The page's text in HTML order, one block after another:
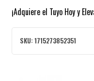
¡Adquiere el Tuyo Hoy y
SKU: 1715273852351